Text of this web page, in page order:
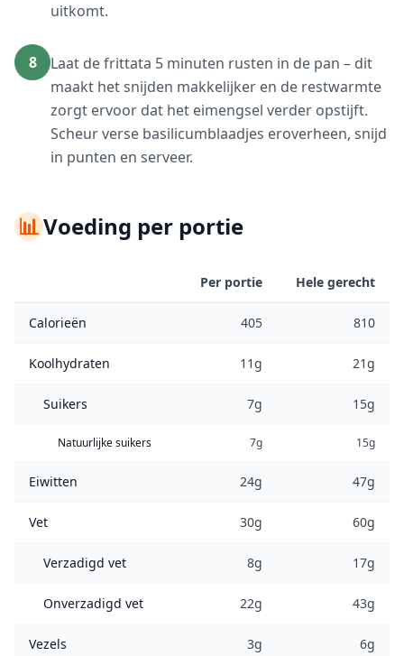
uitkomt.
8
Laat de frittata 5 minuten rusten in de pan – dit
maakt het snijden makkelijker en de restwarmte
zorgt ervoor dat het eimengsel verder opstijft.
Scheur verse basilicumblaadjes eroverheen, snijd
in punten en serveer.
📊Voeding per portie
Per portie Hele gerecht
Calorieën 405 810
Koolhydraten 11g 21g
Suikers 7g 15g
Natuurlijke suikers 7g 15g
Eiwitten 24g 47g
Vet 30g 60g
Verzadigd vet 8g 17g
Onverzadigd vet 22g 43g
Vezels 3g 6g